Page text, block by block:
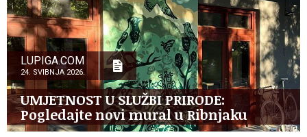
LUPIGA.COM
24. SVIBNJA 2026.
UMJETNOST U SLUŽBI PRIRODE:
Pogledajte novi mural u Ribnjaku